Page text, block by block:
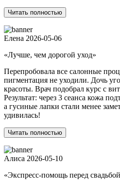
Читать полностью
Елена 2026-05-06
«Лучше, чем дорогой уход»
Перепробовала все салонные
пигментация не уходили. Дочь
красоты. Врач подобрал курс с
Результат: через 3 сеанса кожа
а гусиные лапки стали менее
удивилась!
Читать полностью
Алиса 2026-05-10
«Экспресс-помощь перед